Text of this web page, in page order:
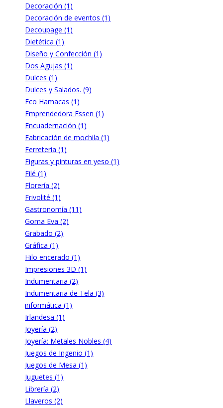
Decoración (1)
Decoración de eventos (1)
Decoupage (1)
Dietética (1)
Diseño y Confección (1)
Dos Agujas (1)
Dulces (1)
Dulces y Salados. (9)
Eco Hamacas (1)
Emprendedora Essen (1)
Encuadernación (1)
Fabricación de mochila (1)
Ferreteria (1)
Figuras y pinturas en yeso (1)
Filé (1)
Florería (2)
Frivolité (1)
Gastronomía (11)
Goma Eva (2)
Grabado (2)
Gráfica (1)
Hilo encerado (1)
Impresiones 3D (1)
Indumentaria (2)
Indumentaria de Tela (3)
informática (1)
Irlandesa (1)
Joyería (2)
Joyería: Metales Nobles (4)
Juegos de Ingenio (1)
Juegos de Mesa (1)
Juguetes (1)
Librería (2)
Llaveros (2)